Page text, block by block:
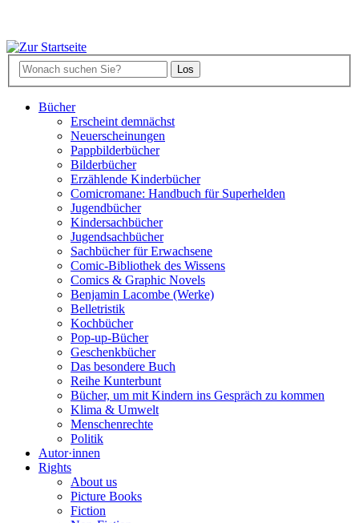
Bücher
Erscheint demnächst
Neuerscheinungen
Pappbilderbücher
Bilderbücher
Erzählende Kinderbücher
Comicromane: Handbuch für Superhelden
Jugendbücher
Kindersachbücher
Jugendsachbücher
Sachbücher für Erwachsene
Comic-Bibliothek des Wissens
Comics & Graphic Novels
Benjamin Lacombe (Werke)
Belletristik
Kochbücher
Pop-up-Bücher
Geschenkbücher
Das besondere Buch
Reihe Kunterbunt
Bücher, um mit Kindern ins Gespräch zu kommen
Klima & Umwelt
Menschenrechte
Politik
Autor·innen
Rights
About us
Picture Books
Fiction